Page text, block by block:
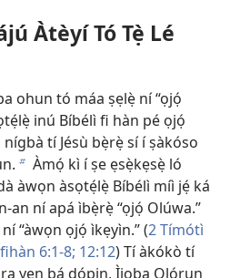
Àtèyí Tó Tẹ̀ Lé
ohun tó máa ṣẹlẹ̀ ní “ọjọ́
inú Bíbélì fi hàn pé ọjọ́
nígbà tí Jésù bẹ̀rẹ̀ sí í ṣàkóso
b Àmọ́ kì í ṣe ẹsẹ̀kẹsẹ̀ ló
àwọn àsọtẹ́lẹ̀ Bíbélì míì jẹ́ ká
an ní apá ìbẹ̀rẹ̀ “ọjọ́ Olúwa.”
“àwọn ọjọ́ ìkẹyìn.” (2 Tímótì
6:1-8; 12:12) Tí àkókò tí
yẹn bá dópin, Ìjọba Ọlọ́run